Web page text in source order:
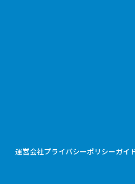
運営会社プライバシーポリシーガイ